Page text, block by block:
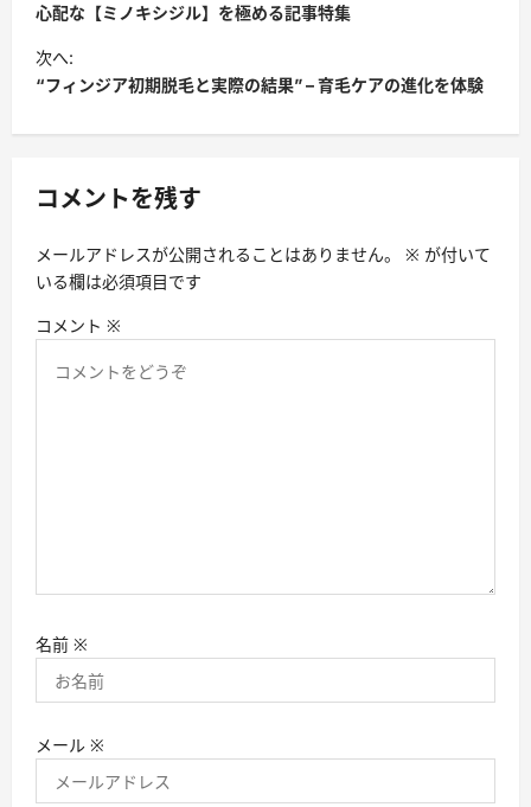
ナ
ビ
ゲ
ー
ョ
心配な【ミノキシジル】を極める記事特集
次へ:
“フィンジア初期脱毛と実際の結果” – 育毛ケアの進化を体験
コメントを残す
メールアドレスが公開されることはありません。 ※ が付いて
いる欄は必須項目です
コメント ※
名前 ※
メール ※